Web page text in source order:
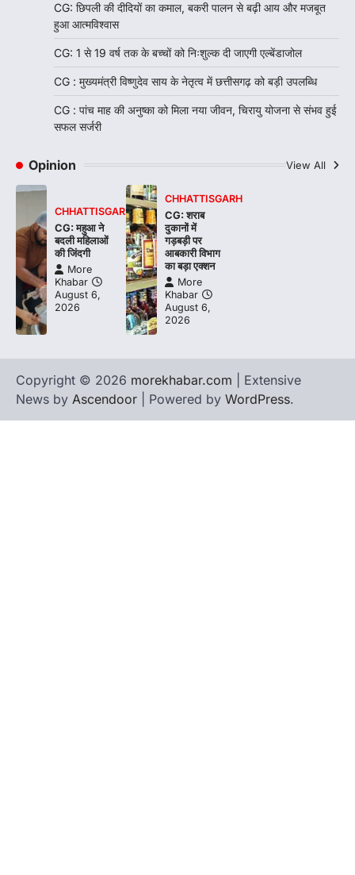
CG: छिपली की दीदियों का कमाल, बकरी पालन से बढ़ी आय और मजबूत
हुआ आत्मविश्वास
CG: 1 से 19 वर्ष तक के बच्चों को निःशुल्क दी जाएगी एल्बेंडाजोल
CG : मुख्यमंत्री विष्णुदेव साय के नेतृत्व में छत्तीसगढ़ को बड़ी उपलब्धि
CG : पांच माह की अनुष्का को मिला नया जीवन, चिरायु योजना से संभव हुई
सफल सर्जरी
Opinion View All
CHHATTISGARH
CG: महुआ ने
बदली महिलाओं
की जिंदगी
More
Khabar
August 6,
2026
CHHATTISGARH
CG: शराब
दुकानों में
गड़बड़ी पर
आबकारी विभाग
का बड़ा एक्शन
More
Khabar
August 6,
2026
Copyright © 2026 morekhabar.com | Extensive
News by Ascendoor | Powered by WordPress.